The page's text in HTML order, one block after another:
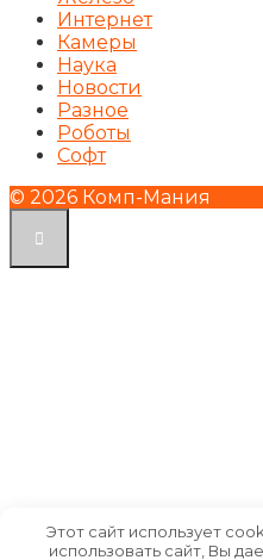
Интернет
Камеры
Наука
Новости
Разное
Роботы
Софт
© 2026 Комп-Мания
Этот сайт использует
использовать сайт, Вы